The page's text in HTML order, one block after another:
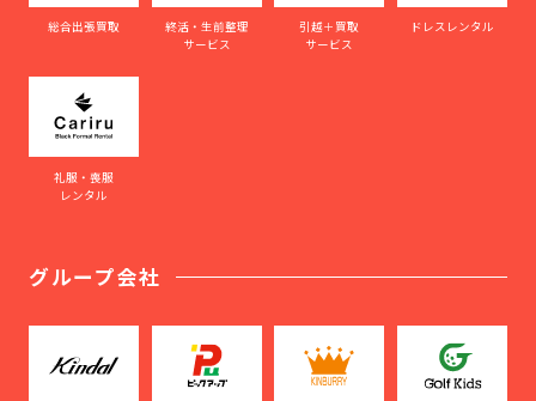
総合出張買取
終活・生前整理
サービス
引越＋買取
サービス
ドレスレンタル
礼服・喪服
レンタル
グループ会社